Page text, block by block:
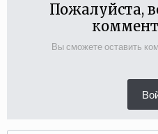
Пожалуйста,
Вы сможете оставить